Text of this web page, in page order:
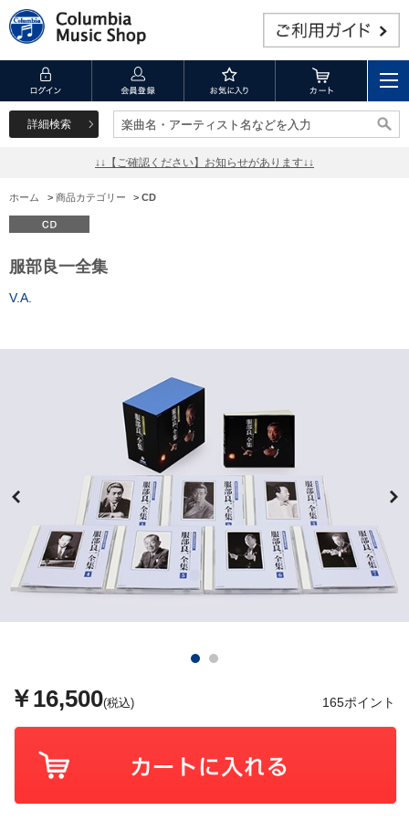
詳細検索 楽曲名・アーティスト名などを入力
楽曲名・アーティスト名などを入力
↓↓【ご確認ください】お知らせがあります↓↓
ホーム > 商品カテゴリー > CD
服部良一全集
V.A.
￥16,500(税込) 165ポイント